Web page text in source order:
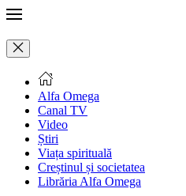
Alfa Omega
Canal TV
Video
Știri
Viața spirituală
Creștinul și societatea
Librăria Alfa Omega